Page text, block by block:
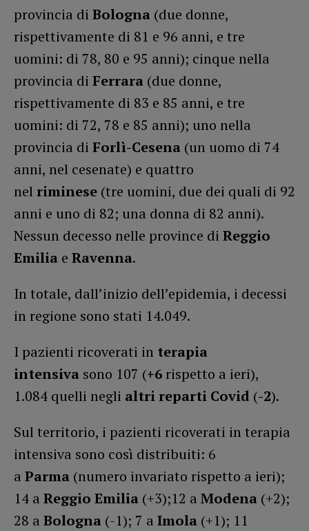
provincia di Bologna (due donne,
rispettivamente di 81 e 96 anni, e tre
uomini: di 78, 80 e 95 anni); cinque nella
provincia di Ferrara (due donne,
rispettivamente di 83 e 85 anni, e tre
uomini: di 72, 78 e 85 anni); uno nella
provincia di Forlì-Cesena (un uomo di 74
anni, nel cesenate) e quattro
nel riminese (tre uomini, due dei quali di 92
anni e uno di 82; una donna di 82 anni).
Nessun decesso nelle province di Reggio
Emilia e Ravenna.
In totale, dall’inizio dell’epidemia, i decessi
in regione sono stati 14.049.
I pazienti ricoverati in terapia
intensiva sono 107 (+6 rispetto a ieri),
1.084 quelli negli altri reparti Covid (-2).
Sul territorio, i pazienti ricoverati in terapia
intensiva sono così distribuiti: 6
a Parma (numero invariato rispetto a ieri);
14 a Reggio Emilia (+3);12 a Modena (+2);
28 a Bologna (-1); 7 a Imola (+1); 11